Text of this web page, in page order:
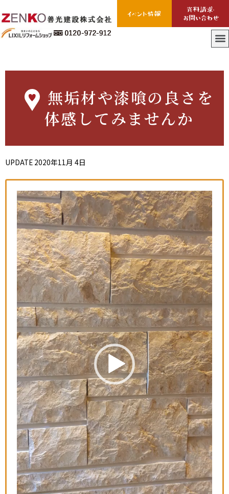
無垢材や漆喰の良さを
体感してみませんか
UPDATE 2020年11月 4日
動
画
プ
レ
ー
ヤ
ー